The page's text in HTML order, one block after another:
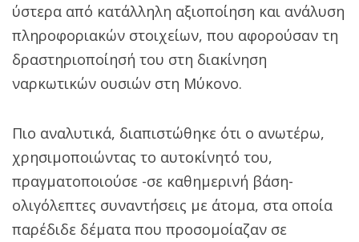
ύστερα από κατάλληλη αξιοποίηση και ανάλυση
πληροφοριακών στοιχείων, που αφορούσαν τη
δραστηριοποίησή του στη διακίνηση
ναρκωτικών ουσιών στη Μύκονο.
Πιο αναλυτικά, διαπιστώθηκε ότι ο ανωτέρω,
χρησιμοποιώντας το αυτοκίνητό του,
πραγματοποιούσε -σε καθημερινή βάση-
ολιγόλεπτες συναντήσεις με άτομα, στα οποία
παρέδιδε δέματα που προσομοίαζαν σε